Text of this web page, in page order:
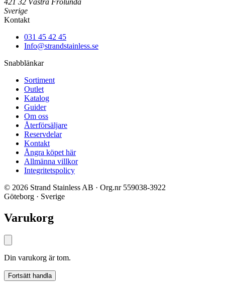
421 32 Västra Frölunda
Sverige
Kontakt
031 45 42 45
Info@strandstainless.se
Snabblänkar
Sortiment
Outlet
Katalog
Guider
Om oss
Återförsäljare
Reservdelar
Kontakt
Ångra köpet här
Allmänna villkor
Integritetspolicy
© 2026 Strand Stainless AB · Org.nr 559038-3922
Göteborg · Sverige
Varukorg
Din varukorg är tom.
Fortsätt handla